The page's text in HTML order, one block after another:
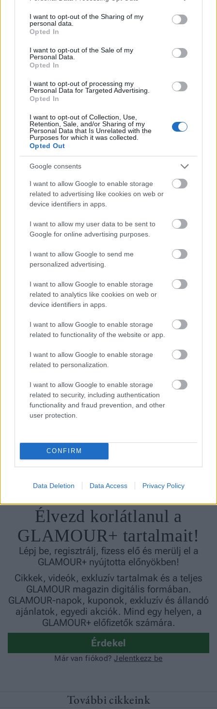
not limited to your visit or usage behaviour. You may click to
grant or deny consent to Google and its third-party tags to
use your data for below specified purposes in below Google
consent section.
I want to opt-out of the Sharing of my
personal data.
Opted In
I want to opt-out of the Sale of my
Personal Data.
Opted In
I want to opt-out of processing my
Personal Data for Targeted Advertising.
Opted In
I want to opt-out of Collection, Use,
Retention, Sale, and/or Sharing of my
Personal Data that Is Unrelated with the
Purposes for which it was collected.
Opted Out
Google consents
I want to allow Google to enable storage
related to advertising like cookies on web or
device identifiers in apps.
I want to allow my user data to be sent to
Google for online advertising purposes.
I want to allow Google to send me
personalized advertising.
I want to allow Google to enable storage
related to analytics like cookies on web or
device identifiers in apps.
I want to allow Google to enable storage
related to functionality of the website or app.
I want to allow Google to enable storage
related to personalization.
I want to allow Google to enable storage
related to security, including authentication
functionality and fraud prevention, and other
user protection.
CONFIRM
Data Deletion Data Access Privacy Policy
bizonytalan, és több stabilitást keres.
A történet időhurokkal kezdődik, majd úgy
bontakozik ki, hogy az az érzésünk, egy véget
nem érő történetet nézünk.
két évet ölel fel. A narráció a tragédiával vezet be
minket a történetbe, amelyet elhagyunk, hogy
visszatérjünk a múltba, mielőtt újra
visszakanyarodnánk a kiindulóponthoz. A film
az időkeretek váltogatásával bontakozik ki,
gyökeresen eltérő hangulatokkal, melyek során a
három főszereplő történetszála megmutatja
magát.
Nem minden
barátság tart örökké, innen tudhatod, ha
További cikkeink